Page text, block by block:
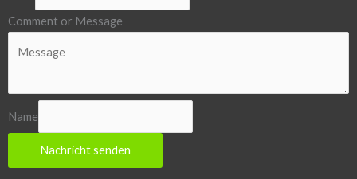
Comment or Message
Name
Nachricht senden